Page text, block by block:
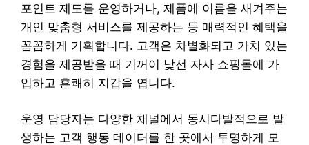
포인트 제도를 운영하거나, 제품에 이름을 새겨주는
개인 맞춤형 서비스를 제공하는 등 매력적인 혜택을
꼼꼼하게 기획합니다. 고객은 차별화되고 가치 있는
경험을 제공받을 때 기꺼이 낯선 자사 쇼핑몰에 가
입하고 흔쾌히 지갑을 엽니다.
운영 담당자는 다양한 채널에서 동시다발적으로 발
생하는 고객 행동 데이터를 한 곳에서 투명하게 모